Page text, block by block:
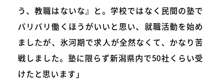
う、教職はないな』と。学校ではなく民間の塾で
バリバリ働くほうがいいと思い、就職活動を始め
ましたが、氷河期で求人が全然なくて、かなり苦
戦しました。塾に限らず新潟県内で50社くらい受
けたと思います」